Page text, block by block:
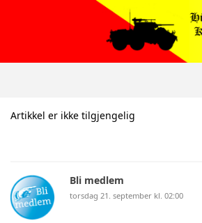
Artikkel er ikke tilgjengelig
Bli medlem
torsdag 21. september kl. 02:00